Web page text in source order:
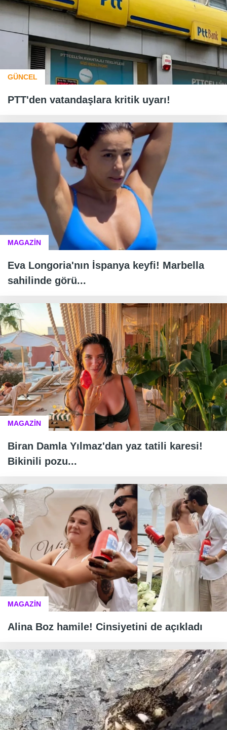
GÜNCEL
PTT'den vatandaşlara kritik uyarı!
MAGAZİN
Eva Longoria'nın İspanya keyfi! Marbella
sahilinde görü...
MAGAZİN
Biran Damla Yılmaz'dan yaz tatili karesi!
Bikinili pozu...
MAGAZİN
Alina Boz hamile! Cinsiyetini de açıkladı